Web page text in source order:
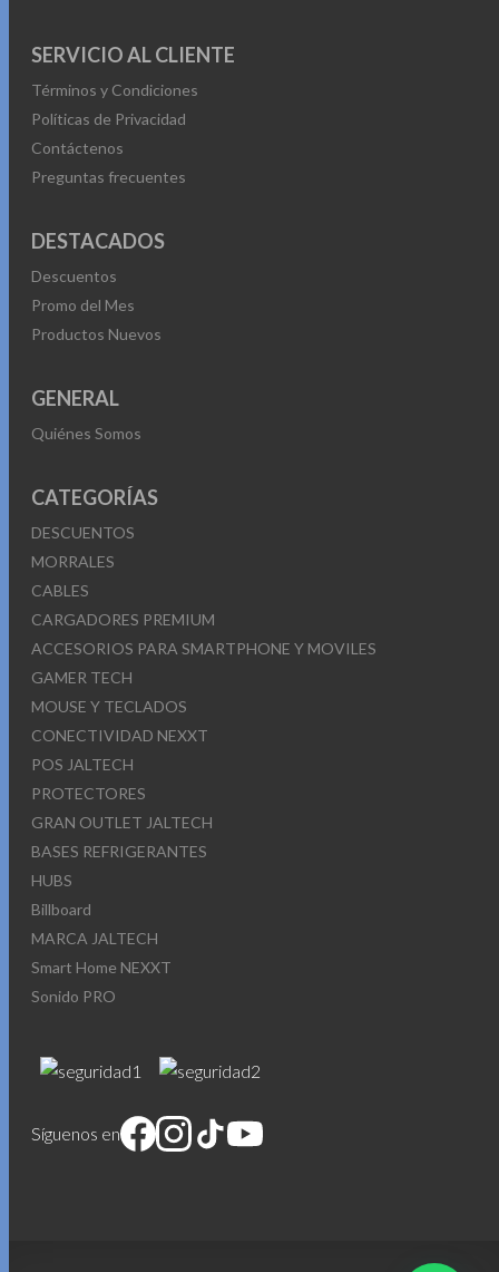
SERVICIO AL CLIENTE
Términos y Condiciones
Políticas de Privacidad
Contáctenos
Preguntas frecuentes
DESTACADOS
Descuentos
Promo del Mes
Productos Nuevos
GENERAL
Quiénes Somos
CATEGORÍAS
DESCUENTOS
MORRALES
CABLES
CARGADORES PREMIUM
ACCESORIOS PARA SMARTPHONE Y MOVILES
GAMER TECH
MOUSE Y TECLADOS
CONECTIVIDAD NEXXT
POS JALTECH
PROTECTORES
GRAN OUTLET JALTECH
BASES REFRIGERANTES
HUBS
Billboard
MARCA JALTECH
Smart Home NEXXT
Sonido PRO
Síguenos en